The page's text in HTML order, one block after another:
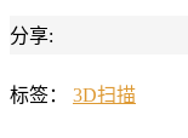
分享:
标签： 3D扫描